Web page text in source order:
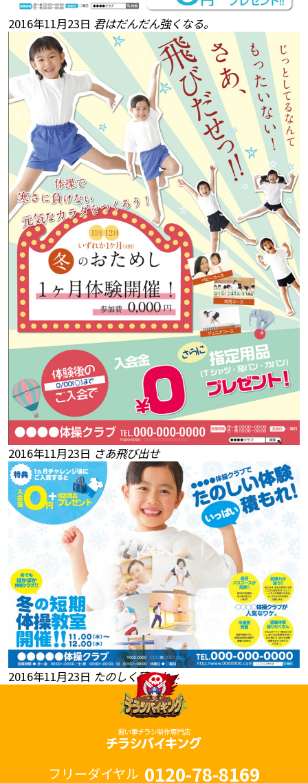
2016年11月23日 君はだんだん強くなる。
2016年11月23日 さあ飛び出せ
2016年11月23日 たのしく積もれ
フリーダイヤル 0120-78-8169